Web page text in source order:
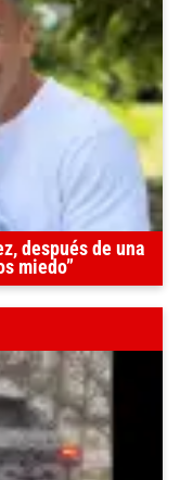
después de una
miedo”